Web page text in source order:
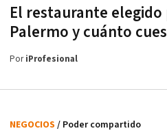
El restaurante elegido
Palermo y cuánto
PoriProfesional
NEGOCIOS / Poder compartido